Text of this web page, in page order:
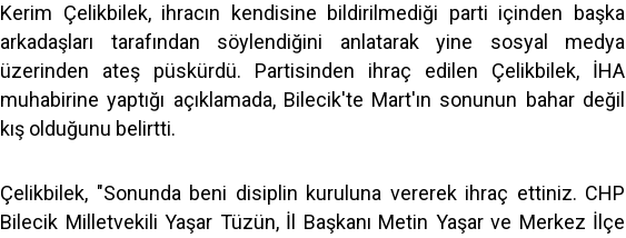
Kerim Çelikbilek, ihracın kendisine bildirilmediği parti içinden başka
arkadaşları tarafından söylendiğini anlatarak yine sosyal medya
üzerinden ateş püskürdü. Partisinden ihraç edilen Çelikbilek, İHA
muhabirine yaptığı açıklamada, Bilecik'te Mart'ın sonunun bahar değil
kış olduğunu belirtti.
Çelikbilek, "Sonunda beni disiplin kuruluna vererek ihraç ettiniz. CHP
Bilecik Milletvekili Yaşar Tüzün, İl Başkanı Metin Yaşar ve Merkez İlçe